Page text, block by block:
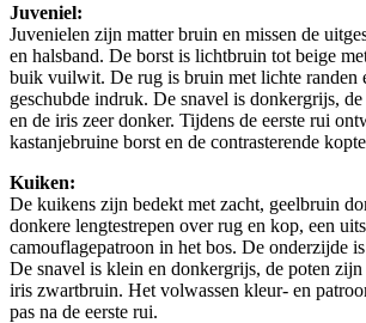
Juveniel:
Juvenielen zijn matter bruin en missen de
en halsband. De borst is lichtbruin tot beige
buik vuilwit. De rug is bruin met lichte randen
geschubde indruk. De snavel is donkergrijs,
en de iris zeer donker. Tijdens de eerste rui
kastanjebruine borst en de contrasterende
Kuiken:
De kuikens zijn bedekt met zacht, geelbruin
donkere lengtestrepen over rug en kop, een
camouflagepatroon in het bos. De onderzijde
De snavel is klein en donkergrijs, de poten
iris zwartbruin. Het volwassen kleur- en
pas na de eerste rui.